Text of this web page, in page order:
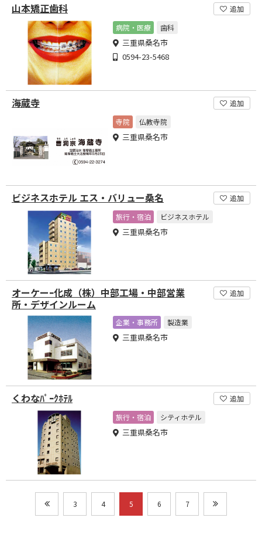
山本矯正歯科
追加
病院・医療
歯科
三重県桑名市
0594-23-5468
海蔵寺
追加
寺院
仏教寺院
三重県桑名市
ビジネスホテル エス・バリュー桑名
追加
旅行・宿泊
ビジネスホテル
三重県桑名市
オーケーｰ化成（株）中部工場・中部営業
所・デザインルーム
追加
企業・事務所 製造業
三重県桑名市
くわなﾊﾟｰｸﾎﾃﾙ
追加
旅行・宿泊
シティホテル
三重県桑名市
3 4 5 6 7